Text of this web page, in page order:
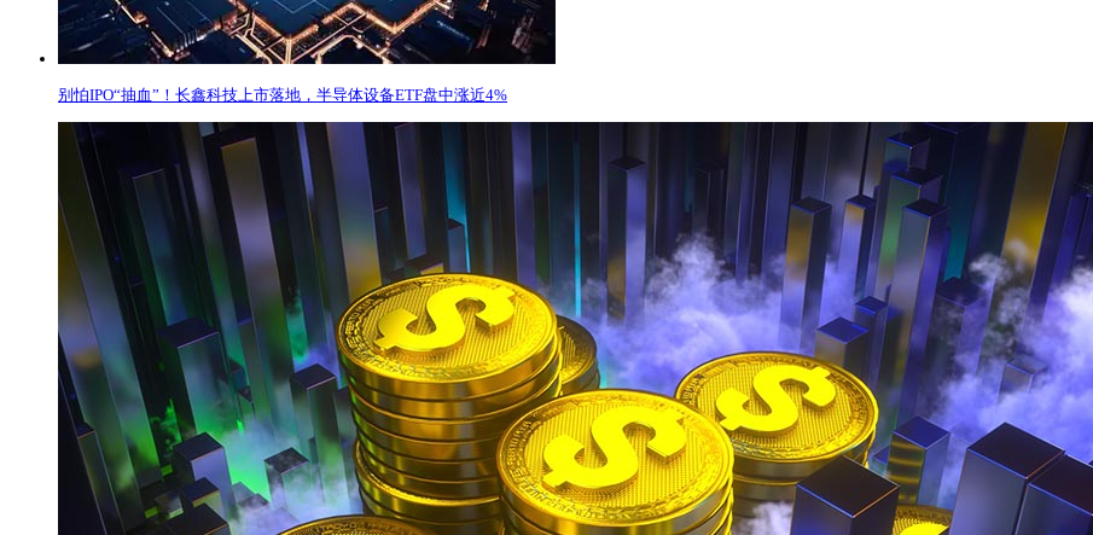
别怕IPO“抽血”！长鑫科技上市落地，半导体设备ETF盘中涨近4%